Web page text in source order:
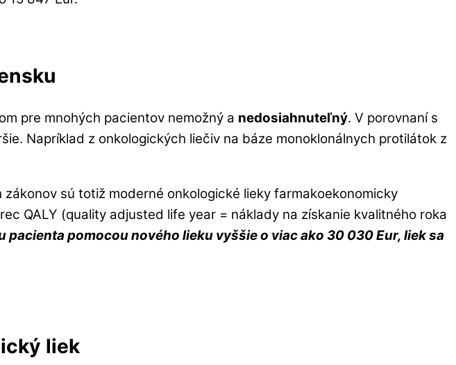
pre mnohých pacientov nemožný a nedosiahnuteľný. V porovnaní s
Napríklad z onkologických liečiv na báze monoklonálnych protilátok z
sú totiž moderné onkologické lieky farmakoekonomicky
QALY (quality adjusted life year = náklady na získanie kvalitného roka
pacienta pomocou nového lieku vyššie o viac ako 30 030 Eur, liek sa
liek